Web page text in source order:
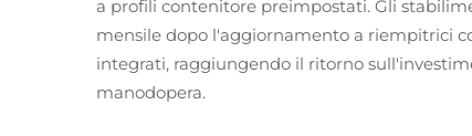
a profili contenitore preimpostati. Gli
mensile dopo l'aggiornamento a riempitrici
integrati, raggiungendo il ritorno
manodopera.